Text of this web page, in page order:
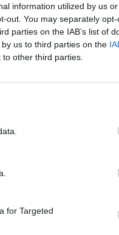
information utilized by us
out. You may separately
parties on the IAB’s list of
us to third parties on the
other third parties.
for Targeted
χτίσαμε μαζί